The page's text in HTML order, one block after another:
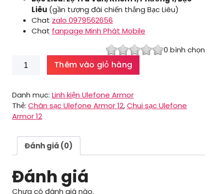
Liêu (gần tượng đài chiến thắng Bạc Liêu)
Chat zalo 0979562656
Chat fanpage Minh Phát Mobile
0 bình chọn
Chui
Armor
12
số
Thêm vào giỏ hàng
Danh mục: Linh kiện Ulefone Armor
Thẻ: Chân sạc Ulefone Armor 12,Chui sạc Ulefone
Armor 12
Đánh giá (0)
Đánh giá
Chưa có đánh giá nào.